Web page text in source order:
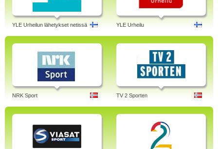
YLE Urheilun lähetykset netissä YLE Urheilu
NRK Sport TV 2 Sporten